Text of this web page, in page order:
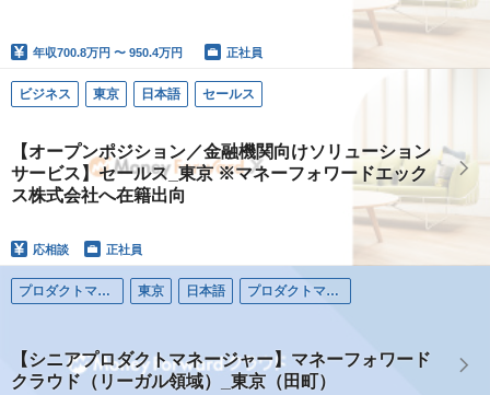
年収700.8万円 〜 950.4万円 正社員
ビジネス 東京 日本語 セールス
【オープンポジション／金融機関向けソリューション
サービス】セールス_東京 ※マネーフォワードエック
ス株式会社へ在籍出向
応相談 正社員
プロダクトマネージャー 東京 日本語 プロダクトマネージャー
【シニアプロダクトマネージャー】マネーフォワード
クラウド（リーガル領域）_東京（田町）